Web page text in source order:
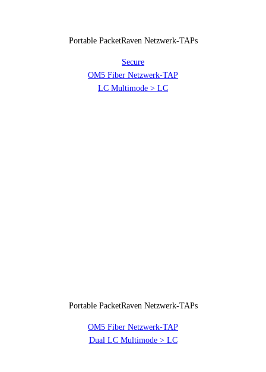
Portable PacketRaven Netzwerk-TAPs
Secure
OM5 Fiber Netzwerk-TAP
LC Multimode > LC
Portable PacketRaven Netzwerk-TAPs
OM5 Fiber Netzwerk-TAP
Dual LC Multimode > LC